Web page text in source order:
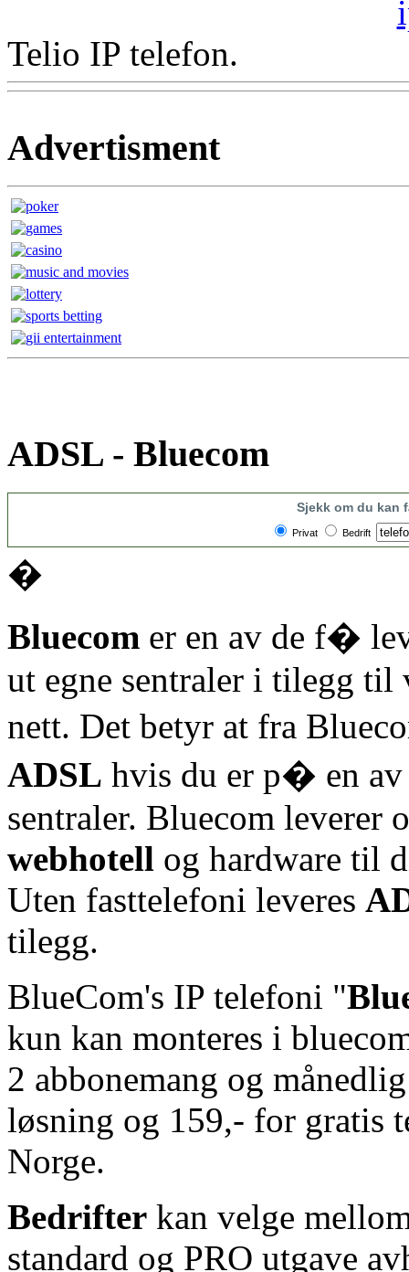
Telio IP telefon.
Advertisment
ADSL - Bluecom
Sjekk om du
Privat Bedrift
�
Bluecom er en av de f�
ut egne sentraler i tilegg til
nett. Det betyr at fra
ADSL hvis du er p� en av
sentraler. Bluecom leverer
webhotell og hardware til
Uten fasttelefoni leveres
tilegg.
BlueCom's IP telefoni "
kun kan monteres i
2 abbonemang og
løsning og 159,- for gratis
Norge.
Bedrifter kan velge
standard og PRO utgave